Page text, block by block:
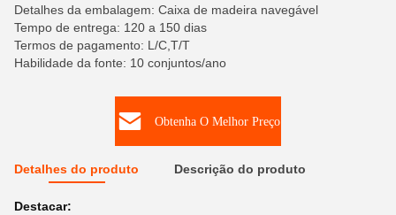
Detalhes da embalagem: Caixa de madeira navegável
Tempo de entrega: 120 a 150 dias
Termos de pagamento: L/C,T/T
Habilidade da fonte: 10 conjuntos/ano
Obtenha O Melhor Preço
Detalhes do produto Descrição do produto
Destacar: